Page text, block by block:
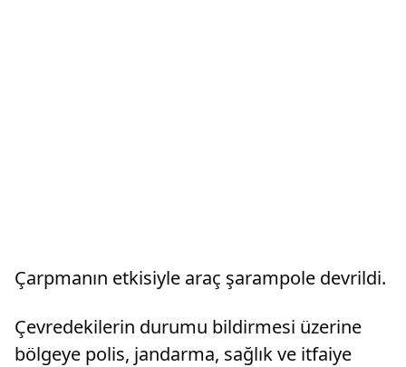
Çarpmanın etkisiyle araç şarampole devrildi.
Çevredekilerin durumu bildirmesi üzerine
bölgeye polis, jandarma, sağlık ve itfaiye